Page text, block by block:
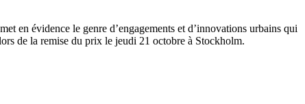
en évidence le genre d’engagements et d’innovations urbains qui
de la remise du prix le jeudi 21 octobre à Stockholm.